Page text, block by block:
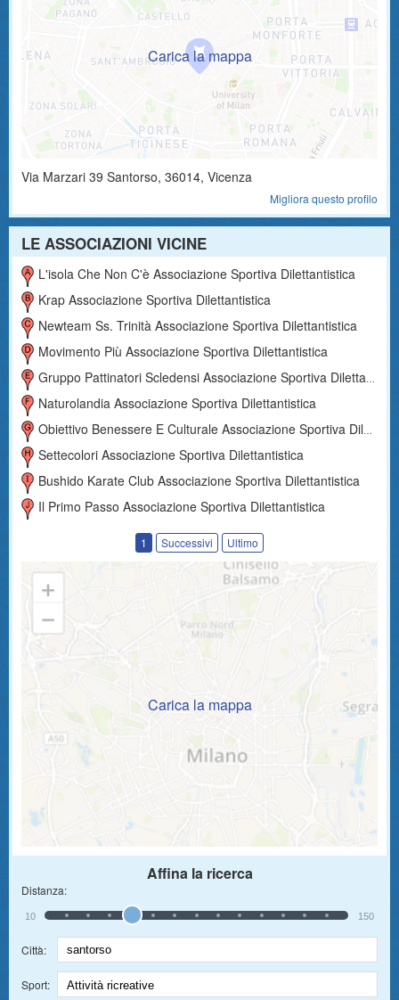
Via Marzari 39 Santorso, 36014, Vicenza
Migliora questo profilo
LE ASSOCIAZIONI VICINE
L'isola Che Non C'è Associazione Sportiva Dilettantistica
Krap Associazione Sportiva Dilettantistica
Newteam Ss. Trinità Associazione Sportiva Dilettantistica
Movimento Più Associazione Sportiva Dilettantistica
Gruppo Pattinatori Scledensi Associazione Sportiva Dilettantistica
Naturolandia Associazione Sportiva Dilettantistica
Obiettivo Benessere E Culturale Associazione Sportiva Dilettantistica
Settecolori Associazione Sportiva Dilettantistica
Bushido Karate Club Associazione Sportiva Dilettantistica
Il Primo Passo Associazione Sportiva Dilettantistica
1 Successivi Ultimo
Carica la mappa
Affina la ricerca
Distanza:
10 150
Città:
Sport: